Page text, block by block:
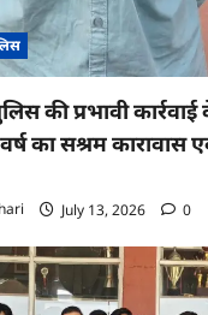
की प्रभावी
का सश्रम कारावास
July 13, 2026 0